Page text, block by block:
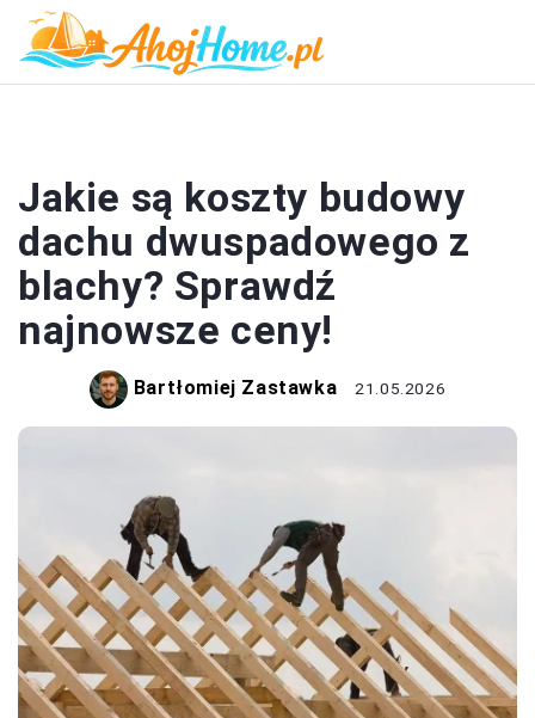
Jakie są koszty budowy
dachu dwuspadowego z
blachy? Sprawdź
najnowsze ceny!
Bartłomiej Zastawka 21.05.2026